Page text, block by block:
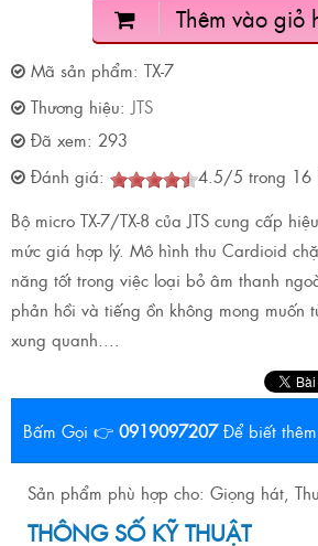
Thêm vào giỏ
Mã sản phẩm: TX-7
Thương hiệu:JTS
Đã xem: 293
Đánh giá:
4.5/5 trong 16
Bộ micro TX-7/TX-8 của JTS cung cấp
mức giá hợp lý. Mô hình thu Cardioid
năng tốt trong việc loại bỏ âm thanh
phản hồi và tiếng ồn không mong muốn
xung quanh....
Bấm Gọi 👉 0919097207 Để biết
Sản phẩm phù hợp cho: Giọng hát,
THÔNG SỐ KỸ THUẬT